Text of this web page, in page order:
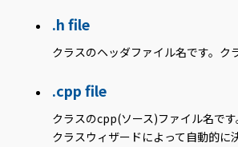
.h file
クラスのヘッダファイル名です。
.cpp file
クラスのcpp(ソース)ファイル名です
クラスウィザードによって自動的